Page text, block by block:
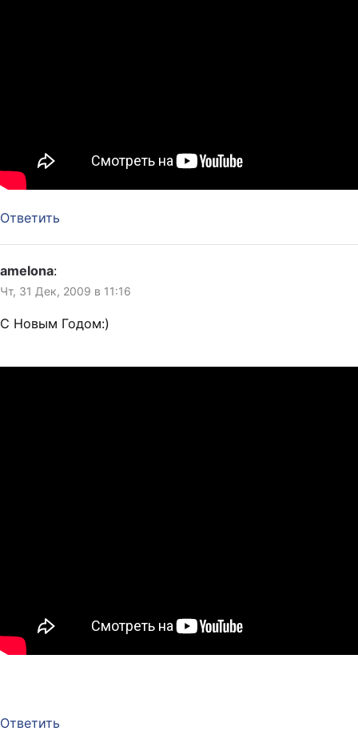
Ответить
amelona:
Чт, 31 Дек, 2009 в 11:16
С Новым Годом:)
Ответить